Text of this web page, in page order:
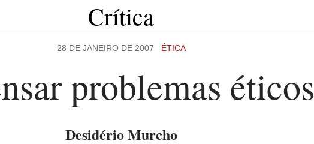
Crítica
28 DE JANEIRO DE 2007 ÉTICA
problemas éticos
Desidério Murcho